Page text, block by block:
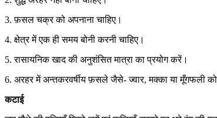
3. फ़सल चक्र को अपनाना चाहिए।
4. क्षेत्र में एक ही समय बोनी करनी चाहिए।
5. रासायनिक खाद की अनुशंसित मात्रा का प्रयोग करें।
6. अरहर में अन्तकरवर्षीय फ़सले जैसे- ज्वार, मक्का या मूँगफली को
कटाई